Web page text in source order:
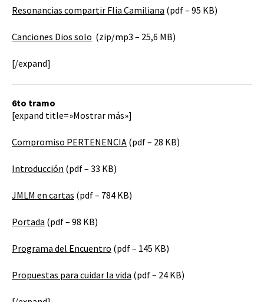
Resonancias compartir Flia Camiliana (pdf – 95 KB)
Canciones Dios solo (zip/mp3 – 25,6 MB)
[/expand]
6to tramo
[expand title=»Mostrar más»]
Compromiso PERTENENCIA (pdf – 28 KB)
Introducción (pdf – 33 KB)
JMLM en cartas (pdf – 784 KB)
Portada (pdf – 98 KB)
Programa del Encuentro (pdf – 145 KB)
Propuestas para cuidar la vida (pdf – 24 KB)